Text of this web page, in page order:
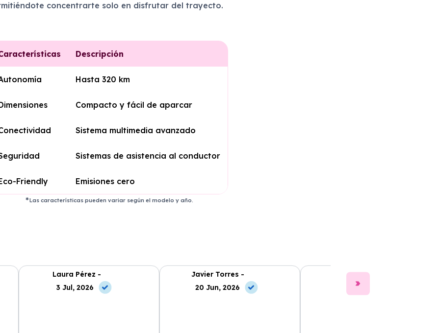
concentrarte solo en disfrutar del trayecto.
Descripción
Hasta 320 km
Compacto y fácil de aparcar
Sistema multimedia avanzado
Sistemas de asistencia al conductor
Friendly Emisiones cero
Las características pueden variar según el modelo y año.
Laura Pérez -
3 Jul, 2026
Javier Torres -
20 Jun, 2026
Clara Gómez -
10 Jun, 2026